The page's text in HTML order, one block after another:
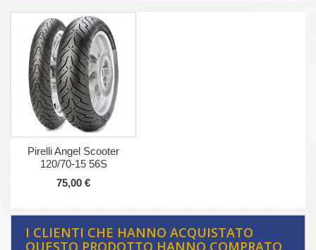
Pirelli Angel Scooter
120/70-15 56S
75,00 €
I CLIENTI CHE HANNO ACQUISTATO
QUESTO PRODOTTO HANNO COMPRATO